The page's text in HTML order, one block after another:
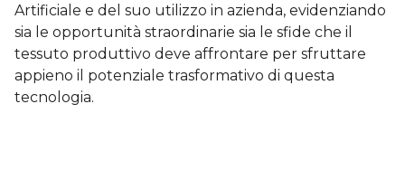
Artificiale e del suo utilizzo in azienda, evidenziando
sia le opportunità straordinarie sia le sfide che il
tessuto produttivo deve affrontare per sfruttare
appieno il potenziale trasformativo di questa
tecnologia.